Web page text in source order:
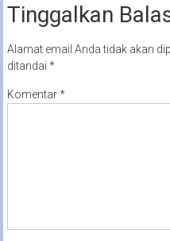
Tinggalkan
Alamat email Anda tidak akan
ditandai *
Komentar*